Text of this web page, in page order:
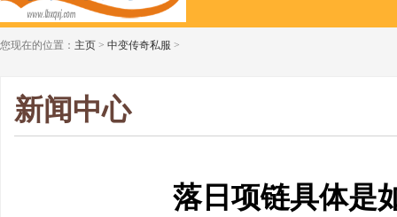
您现在的位置： 主页 > 中变传奇私服 >
新闻中心
落日项链具体是